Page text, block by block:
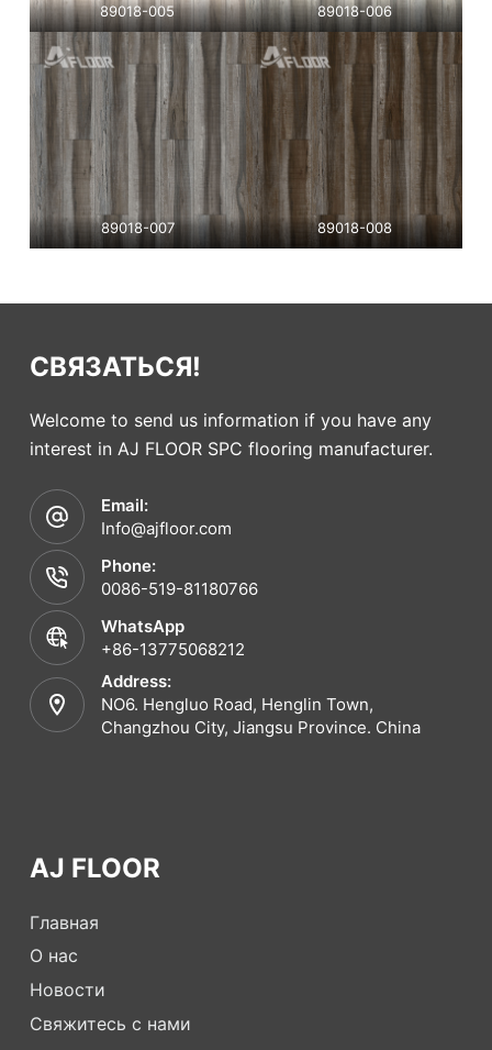
89018-005 89018-006
89018-007 89018-008
СВЯЗАТЬСЯ!
Welcome to send us information if you have any
interest in AJ FLOOR SPC flooring manufacturer.
Email:
Info@ajfloor.com
Phone:
0086-519-81180766
WhatsApp
+86-13775068212
Address:
NO6. Hengluo Road, Henglin Town,
Changzhou City, Jiangsu Province. China
AJ FLOOR
Главная
О нас
Новости
Свяжитесь с нами